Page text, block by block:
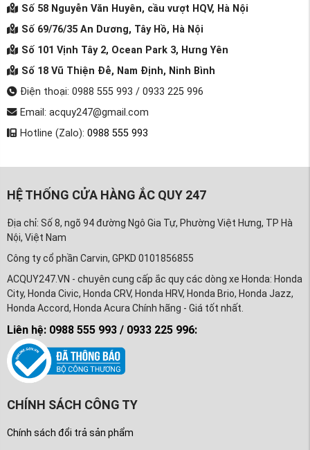
Số 58 Nguyễn Văn Huyên, cầu vượt HQV, Hà Nội
Số 69/76/35 An Dương, Tây Hồ, Hà Nội
Số 101 Vịnh Tây 2, Ocean Park 3, Hưng Yên
Số 18 Vũ Thiện Đễ, Nam Định, Ninh Bình
Điện thoại: 0988 555 993 / 0933 225 996
Email: acquy247@gmail.com
Hotline (Zalo): 0988 555 993
HỆ THỐNG CỬA HÀNG ẮC QUY 247
Địa chỉ: Số 8, ngõ 94 đường Ngô Gia Tự, Phường Việt Hưng, TP Hà
Nội, Việt Nam
Công ty cổ phần Carvin, GPKD 0101856855
ACQUY247.VN - chuyên cung cấp ắc quy các dòng xe Honda: Honda
City, Honda Civic, Honda CRV, Honda HRV, Honda Brio, Honda Jazz,
Honda Accord, Honda Acura Chính hãng - Giá tốt nhất.
Liên hệ: 0988 555 993 / 0933 225 996:
CHÍNH SÁCH CÔNG TY
Chính sách đổi trả sản phẩm